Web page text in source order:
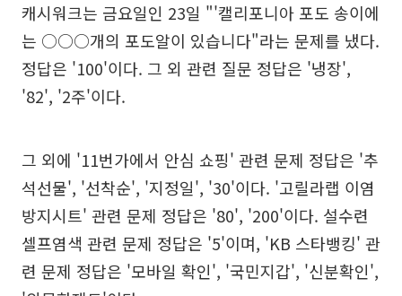
캐시워크는 금요일인 23일 "'캘리포니아 포도 송이에
는 ○○○개의 포도알이 있습니다"라는 문제를 냈다.
정답은 '100'이다. 그 외 관련 질문 정답은 '냉장',
'82', '2주'이다.
그 외에 '11번가에서 안심 쇼핑' 관련 문제 정답은 '추
석선물', '선착순', '지정일', '30'이다. '고릴라랩 이염
방지시트' 관련 문제 정답은 '80', '200'이다. 설수련
셀프염색 관련 문제 정답은 '5'이며, 'KB 스타뱅킹' 관
련 문제 정답은 '모바일 확인', '국민지갑', '신분확인',